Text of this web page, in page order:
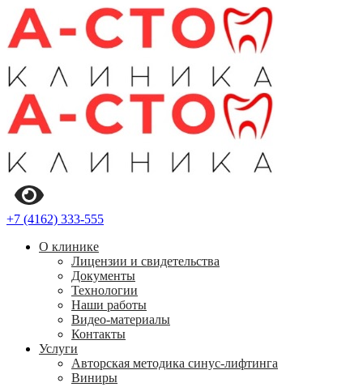
+7 (4162) 333-555
О клинике
Лицензии и свидетельства
Документы
Технологии
Наши работы
Видео-материалы
Контакты
Услуги
Авторская методика синус-лифтинга
Виниры